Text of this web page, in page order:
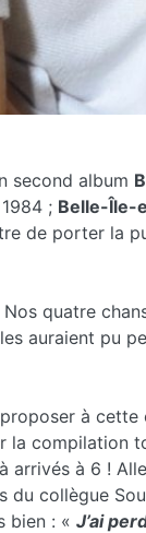
second album
1984 ; Belle-Île-
de porter la
quatre
auraient pu
à
la compilation
arrivés à 6 !
du collègue
bien : « J’ai